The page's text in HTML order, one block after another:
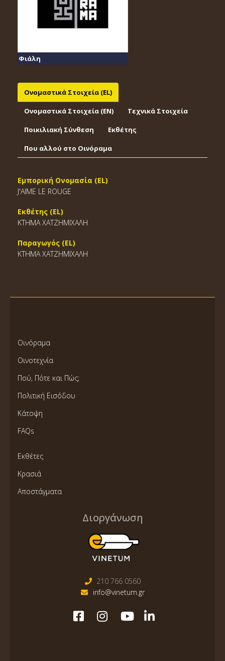
Φιάλη
Ονομαστικά Στοιχεία (EL)
Ονομαστικά Στοιχεία (EΝ) Τεχνικά Στοιχεία
Ποικιλιακή Σύνθεση Εκθέτης
Που αλλού στο Οινόραμα
Εμπορική Ονομασία (EL)
J'AIME LE ROUGE
Εκθέτης (EL)
ΚΤΗΜΑ ΧΑΤΖΗΜΙΧΑΛΗ
Παραγωγός (EL)
ΚΤΗΜΑ ΧΑΤΖΗΜΙΧΑΛΗ
Οινόραμα
Οινοτεχνία
Πού, Πότε και Πώς;
Πολιτική Εισόδου
Κάτοψη
FAQs
Εκθέτες
Κρασιά
Αποστάγματα
Διοργάνωση
210 766 0560
info@vinetum.gr